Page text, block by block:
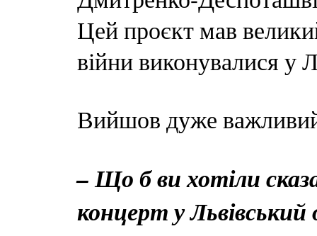
Цей проєкт мав
війни виконувалися у
Вийшов дуже
– Що б ви хотіли
концерт у